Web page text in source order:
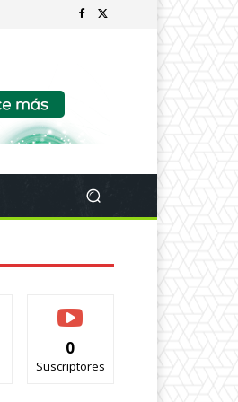
0
Suscriptores